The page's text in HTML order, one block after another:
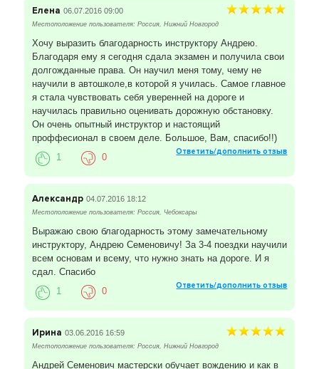
Елена 06.07.2016 09:00
Местоположение пользователя: Россия, Нижний Новгород
Хочу выразить благодарность инструктору Андрею.
Благодаря ему я сегодня сдала экзамен и получила свои
долгожданные права. Он научил меня тому, чему не
научили в автошколе,в которой я училась. Самое главное
я стала чувствовать себя уверенней на дороге и
научилась правильно оценивать дорожную обстановку.
Он очень опытный инструктор и настоящий
проффесионал в своем деле. Большое, Вам, спасибо!!)
Ответить/дополнить отзыв
1 0
Александр 04.07.2016 18:12
Местоположение пользователя: Россия, Чебоксары
Выражаю свою благодарность этому замечательному
инструктору, Андрею Семеновичу! За 3-4 поездки научили
всем основам и всему, что нужно знать на дороге. И я
сдал. Спасибо
Ответить/дополнить отзыв
1 0
Ирина 03.06.2016 16:59
Местоположение пользователя: Россия, Нижний Новгород
Андрей Семенович мастерски обучает вождению и как в